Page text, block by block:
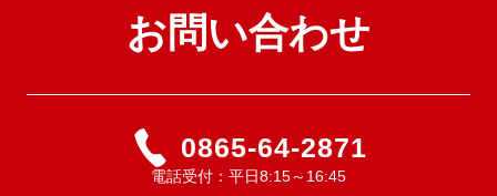
お問い合わせ
0865-64-2871
電話受付：平日8:15～16:45